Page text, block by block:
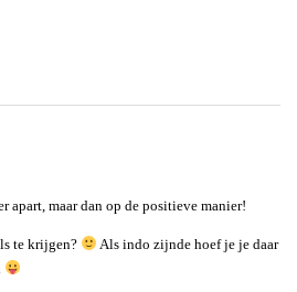
apart, maar dan op de positieve manier!
te krijgen?
Als indo zijnde hoef je je daar